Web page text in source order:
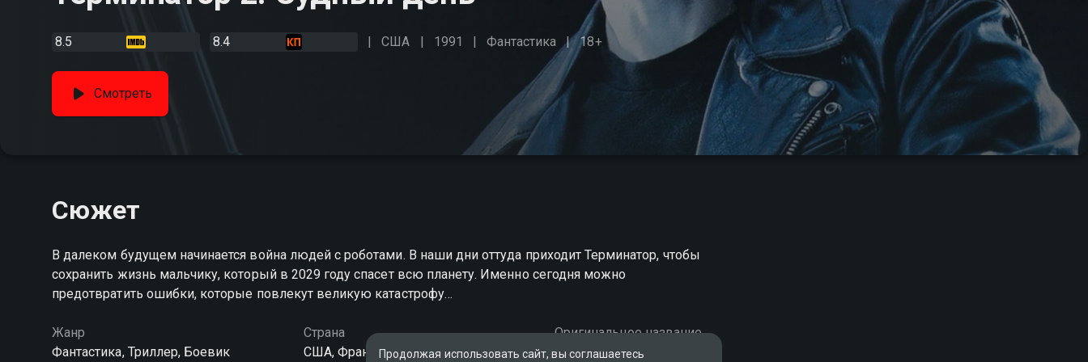
8.5 8.4 США 1991 Фантастика 18+
Смотреть
Сюжет
В далеком будущем начинается война людей с роботами. В наши дни оттуда приходит Терминатор, чтобы
сохранить жизнь мальчику, который в 2029 году спасет всю планету. Именно сегодня можно
предотвратить ошибки, которые повлекут великую катастрофу…
Жанр
Фантастика, Триллер, Боевик
Страна
США, Франция
Оригинальное название
Terminator 2: Judgment Day
Продолжая использовать сайт, вы соглашаетесь